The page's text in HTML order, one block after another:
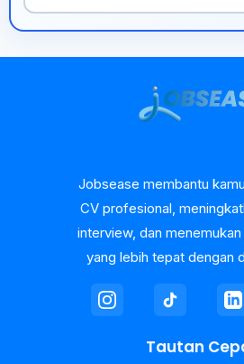
Jobsease membantu
CV profesional,
interview, dan
yang lebih tepat dengan
Tautan